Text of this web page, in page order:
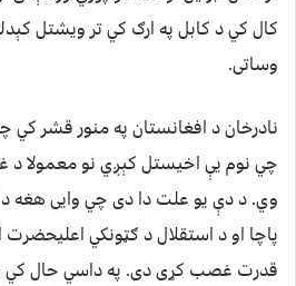
کال کي د کابل په ارګ کي تر ویشتل
وساتی.
نادرخان د افغانستان په منور قشر کي
چي نوم یې اخیستل کېږي نو معمولا د
وي. د دې یو علت دا دی چي وايی هغه
پاچا او د استقلال د ګټونکي
قدرت غصب کړی دی. په داسي حال کي